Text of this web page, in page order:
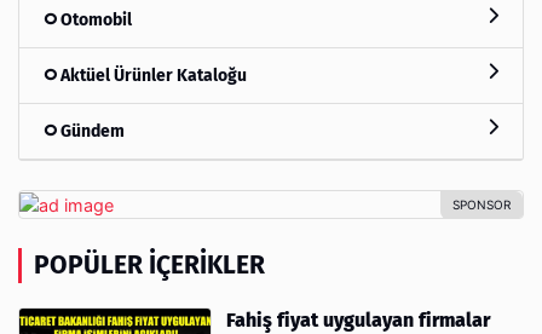
Otomobil
Aktüel Ürünler Kataloğu
Gündem
POPÜLER İÇERIKLER
Fahiş fiyat uygulayan firmalar